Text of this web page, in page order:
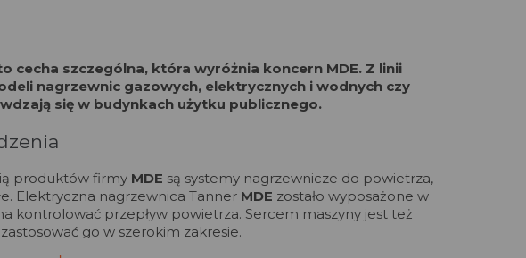
cecha szczególna, która wyróżnia koncern MDE. Z linii
nagrzewnic gazowych, elektrycznych i wodnych czy
się w budynkach użytku publicznego.
produktów firmy MDE są systemy nagrzewnicze do powietrza,
Elektryczna nagrzewnica Tanner MDE zostało wyposażone w
kontrolować przepływ powietrza. Sercem maszyny jest też
go w szerokim zakresie.